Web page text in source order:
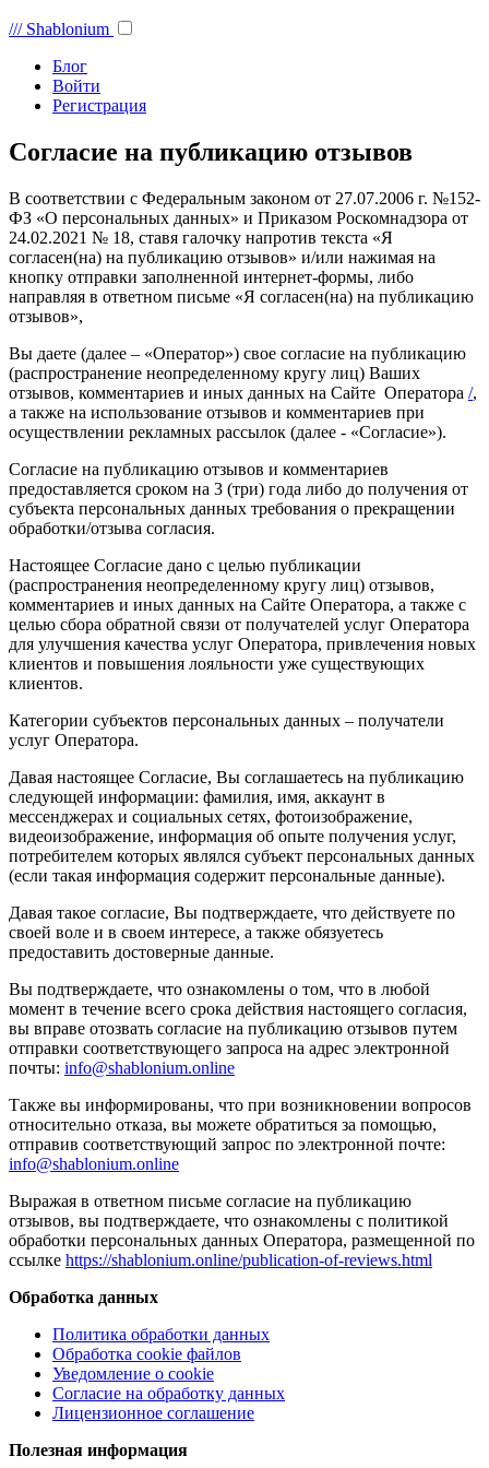
/// Shablonium
Блог
Войти
Регистрация
Согласие на публикацию отзывов
В соответствии с Федеральным законом от 27.07.2006 г. №152-
ФЗ «О персональных данных» и Приказом Роскомнадзора от
24.02.2021 № 18, ставя галочку напротив текста «Я
согласен(на) на публикацию отзывов» и/или нажимая на
кнопку отправки заполненной интернет-формы, либо
направляя в ответном письме «Я согласен(на) на публикацию
отзывов»,
Вы даете (далее – «Оператор») свое согласие на публикацию
(распространение неопределенному кругу лиц) Ваших
отзывов, комментариев и иных данных на Сайте Оператора /,
а также на использование отзывов и комментариев при
осуществлении рекламных рассылок (далее - «Согласие»).
Согласие на публикацию отзывов и комментариев
предоставляется сроком на 3 (три) года либо до получения от
субъекта персональных данных требования о прекращении
обработки/отзыва согласия.
Настоящее Согласие дано с целью публикации
(распространения неопределенному кругу лиц) отзывов,
комментариев и иных данных на Сайте Оператора, а также с
целью сбора обратной связи от получателей услуг Оператора
для улучшения качества услуг Оператора, привлечения новых
клиентов и повышения лояльности уже существующих
клиентов.
Категории субъектов персональных данных – получатели
услуг Оператора.
Давая настоящее Согласие, Вы соглашаетесь на публикацию
следующей информации: фамилия, имя, аккаунт в
мессенджерах и социальных сетях, фотоизображение,
видеоизображение, информация об опыте получения услуг,
потребителем которых являлся субъект персональных данных
(если такая информация содержит персональные данные).
Давая такое согласие, Вы подтверждаете, что действуете по
своей воле и в своем интересе, а также обязуетесь
предоставить достоверные данные.
Вы подтверждаете, что ознакомлены о том, что в любой
момент в течение всего срока действия настоящего согласия,
вы вправе отозвать согласие на публикацию отзывов путем
отправки соответствующего запроса на адрес электронной
почты: info@shablonium.online
Также вы информированы, что при возникновении вопросов
относительно отказа, вы можете обратиться за помощью,
отправив соответствующий запрос по электронной почте:
info@shablonium.online
Выражая в ответном письме согласие на публикацию
отзывов, вы подтверждаете, что ознакомлены с политикой
обработки персональных данных Оператора, размещенной по
ссылке https://shablonium.online/publication-of-reviews.html
Обработка данных
Политика обработки данных
Обработка cookie файлов
Уведомление о cookie
Согласие на обработку данных
Лицензионное соглашение
Полезная информация